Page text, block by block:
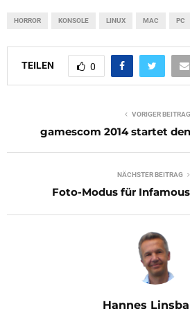
HORROR KONSOLE LINUX MAC PC
TEILEN 0
VORIGER BEITRAG
gamescom 2014 startet
NÄCHSTER BEITRAG
Foto-Modus für
Hannes